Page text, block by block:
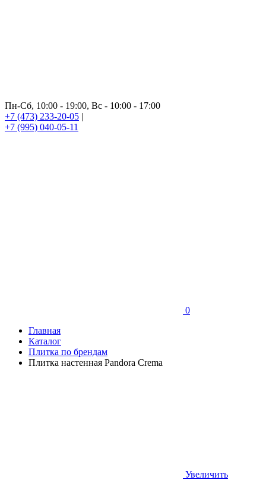
Пн-Сб, 10:00 - 19:00, Вс - 10:00 - 17:00
+7 (473) 233-20-05 |
+7 (995) 040-05-11
0
Главная
Каталог
Плитка по брендам
Плитка настенная Pandora Crema
Увеличить